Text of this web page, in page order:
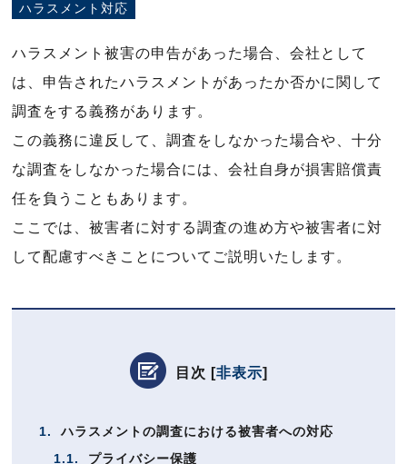
ハラスメント対応
ハラスメント被害の申告があった場合、会社として
は、申告されたハラスメントがあったか否かに関して
調査をする義務があります。
この義務に違反して、調査をしなかった場合や、十分
な調査をしなかった場合には、会社自身が損害賠償責
任を負うこともあります。
ここでは、被害者に対する調査の進め方や被害者に対
して配慮すべきことについてご説明いたします。
目次 [非表示]
1.
ハラスメントの調査における被害者への対応
1.1.
プライバシー保護